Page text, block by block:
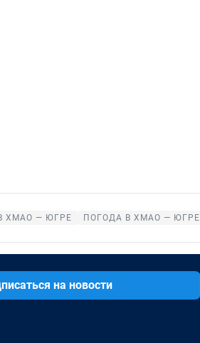
ХМАО — ЮГРЕ ПОГОДА В ХМАО — ЮГРЕ
на новости